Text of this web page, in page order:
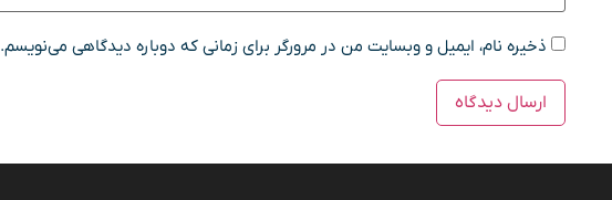
ذخیره نام، ایمیل و وبسایت من در مرورگر برای زمانی که دوباره دیدگاهی می‌نویسم.